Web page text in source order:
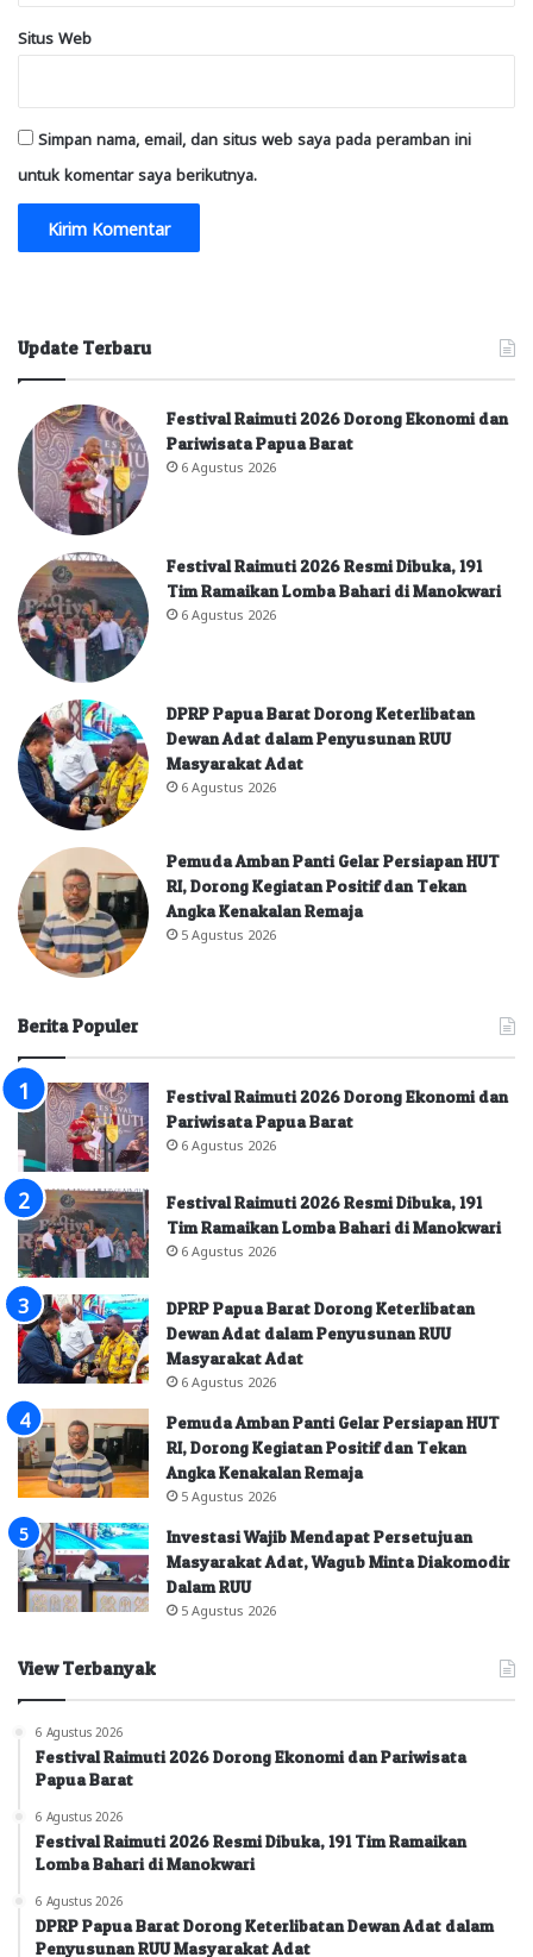
Situs Web
Simpan nama, email, dan situs web saya pada peramban ini
untuk komentar saya berikutnya.
Update Terbaru
Festival Raimuti 2026 Dorong Ekonomi dan
Pariwisata Papua Barat
6 Agustus 2026
Festival Raimuti 2026 Resmi Dibuka, 191
Tim Ramaikan Lomba Bahari di Manokwari
6 Agustus 2026
DPRP Papua Barat Dorong Keterlibatan
Dewan Adat dalam Penyusunan RUU
Masyarakat Adat
6 Agustus 2026
Pemuda Amban Panti Gelar Persiapan HUT
RI, Dorong Kegiatan Positif dan Tekan
Angka Kenakalan Remaja
5 Agustus 2026
Berita Populer
Festival Raimuti 2026 Dorong Ekonomi dan
Pariwisata Papua Barat
6 Agustus 2026
Festival Raimuti 2026 Resmi Dibuka, 191
Tim Ramaikan Lomba Bahari di Manokwari
6 Agustus 2026
DPRP Papua Barat Dorong Keterlibatan
Dewan Adat dalam Penyusunan RUU
Masyarakat Adat
6 Agustus 2026
Pemuda Amban Panti Gelar Persiapan HUT
RI, Dorong Kegiatan Positif dan Tekan
Angka Kenakalan Remaja
5 Agustus 2026
Investasi Wajib Mendapat Persetujuan
Masyarakat Adat, Wagub Minta Diakomodir
Dalam RUU
5 Agustus 2026
View Terbanyak
6 Agustus 2026
Festival Raimuti 2026 Dorong Ekonomi dan Pariwisata
Papua Barat
6 Agustus 2026
Festival Raimuti 2026 Resmi Dibuka, 191 Tim Ramaikan
Lomba Bahari di Manokwari
6 Agustus 2026
DPRP Papua Barat Dorong Keterlibatan Dewan Adat dalam
Penyusunan RUU Masyarakat Adat